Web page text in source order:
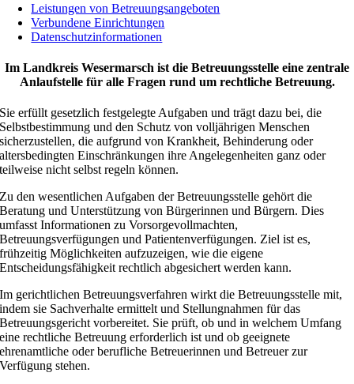
Leistungen von Betreuungsangeboten
Verbundene Einrichtungen
Datenschutzinformationen
Im Landkreis Wesermarsch ist die Betreuungsstelle eine zentrale
Anlaufstelle für alle Fragen rund um rechtliche Betreuung.
Sie erfüllt gesetzlich festgelegte Aufgaben und trägt dazu bei, die
Selbstbestimmung und den Schutz von volljährigen Menschen
sicherzustellen, die aufgrund von Krankheit, Behinderung oder
altersbedingten Einschränkungen ihre Angelegenheiten ganz oder
teilweise nicht selbst regeln können.
Zu den wesentlichen Aufgaben der Betreuungsstelle gehört die
Beratung und Unterstützung von Bürgerinnen und Bürgern. Dies
umfasst Informationen zu Vorsorgevollmachten,
Betreuungsverfügungen und Patientenverfügungen. Ziel ist es,
frühzeitig Möglichkeiten aufzuzeigen, wie die eigene
Entscheidungsfähigkeit rechtlich abgesichert werden kann.
Im gerichtlichen Betreuungsverfahren wirkt die Betreuungsstelle mit,
indem sie Sachverhalte ermittelt und Stellungnahmen für das
Betreuungsgericht vorbereitet. Sie prüft, ob und in welchem Umfang
eine rechtliche Betreuung erforderlich ist und ob geeignete
ehrenamtliche oder berufliche Betreuerinnen und Betreuer zur
Verfügung stehen.